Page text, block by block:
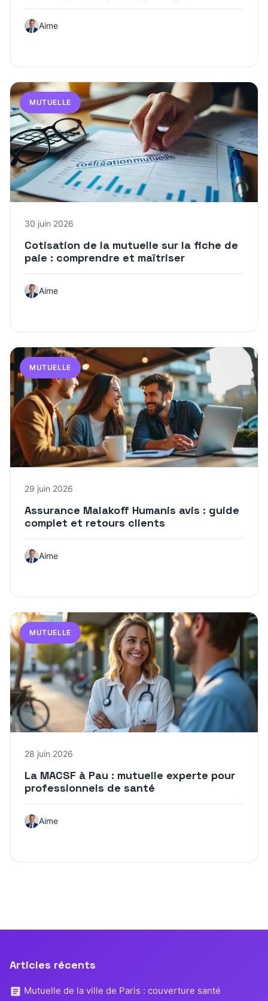
Aime
MUTUELLE
30 juin 2026
Cotisation de la mutuelle sur la fiche de
paie : comprendre et maîtriser
Aime
MUTUELLE
29 juin 2026
Assurance Malakoff Humanis avis : guide
complet et retours clients
Aime
MUTUELLE
28 juin 2026
La MACSF à Pau : mutuelle experte pour
professionnels de santé
Aime
Articles récents
Mutuelle de la ville de Paris : couverture santé